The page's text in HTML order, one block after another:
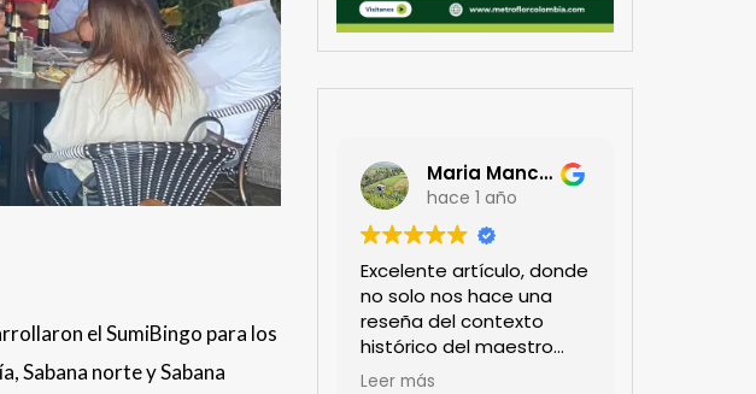
el SumiBingo para los
Sabana norte y Sabana
Maria Mancera
hace 1 año
Excelente artículo, donde
no solo nos hace una
reseña del contexto
histórico del maestro
jardinero japonés si no
Leer más